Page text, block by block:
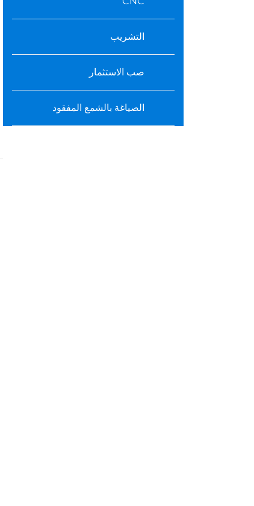
التشريب
صب الاستثمار
الصياغة بالشمع المفقود